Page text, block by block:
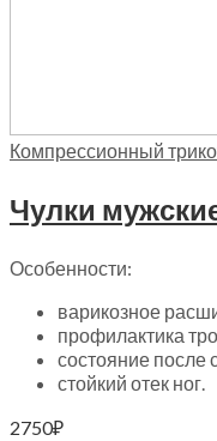
Компрессионный
Чулки
Особенности:
варикозное
профилактика
состояние после
стойкий отек ног.
2750₽